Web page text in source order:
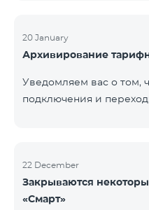
только в тех регионах,
обязательной. Данные
телевизионной
соответствуют нормам
20 January
Архивирование
Уведомляем вас о том,
подключения и
22 December
Закрываются
«Смарт»